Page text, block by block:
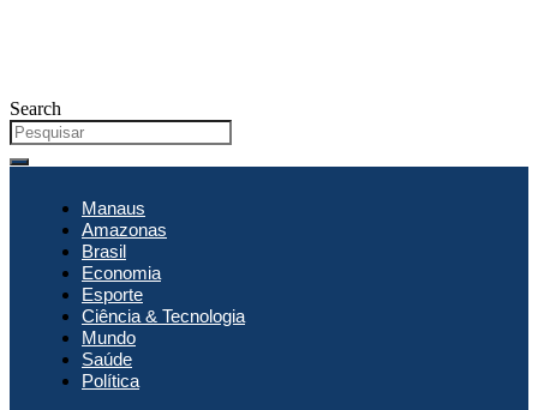
Search
Manaus
Amazonas
Brasil
Economia
Esporte
Ciência & Tecnologia
Mundo
Saúde
Política